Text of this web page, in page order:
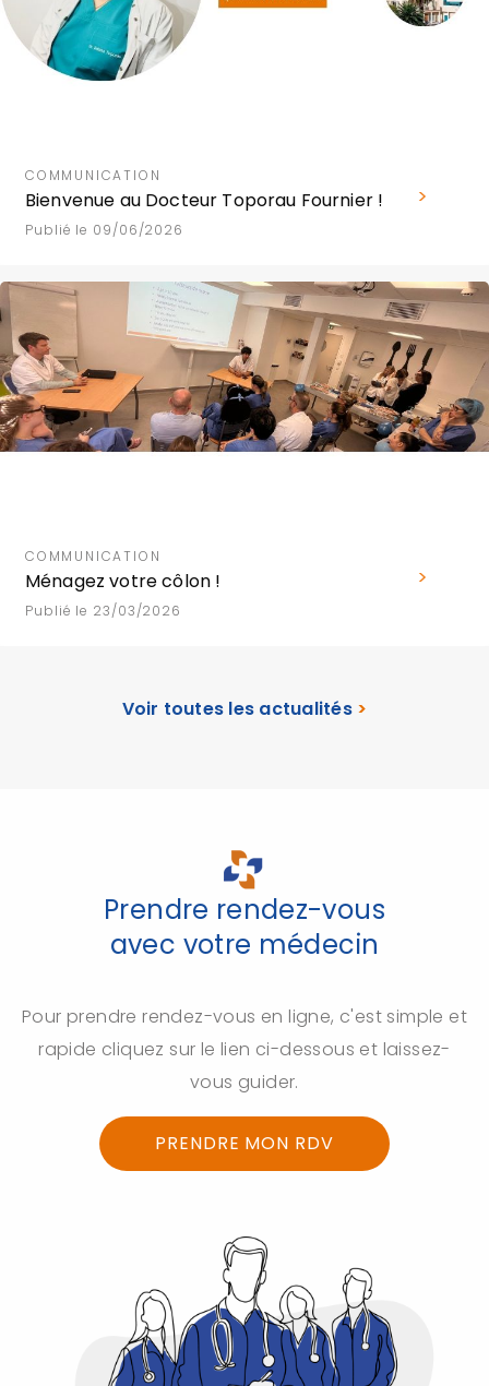
COMMUNICATION
Bienvenue au Docteur Toporau Fournier !
Publié le 09/06/2026
COMMUNICATION
Ménagez votre côlon !
Publié le 23/03/2026
Voir toutes les actualités >
Prendre rendez-vous
avec votre médecin
Pour prendre rendez-vous en ligne, c'est simple et
rapide cliquez sur le lien ci-dessous et laissez-
vous guider.
PRENDRE MON RDV